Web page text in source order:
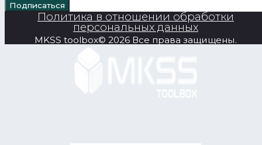
Подписаться
Политика в отношении обработки
персональных данных
MKSS toolbox© 2026 Все права защищены.